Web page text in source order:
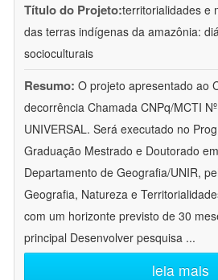
Título do Projeto:territorialidades e
das terras indígenas da amazônia:
socioculturais
Resumo: O projeto apresentado ao
decorrência Chamada CNPq/MCTI
UNIVERSAL. Será executado no
Graduação Mestrado e Doutorado
Departamento de Geografia/UNIR,
Geografia, Natureza e
com um horizonte previsto de 30
principal Desenvolver pesquisa ...
leia mais